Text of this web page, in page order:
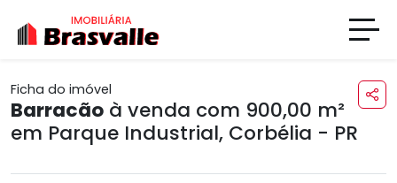
Ficha do imóvel
Barracão à venda com 900,00 m²
em Parque Industrial, Corbélia - PR